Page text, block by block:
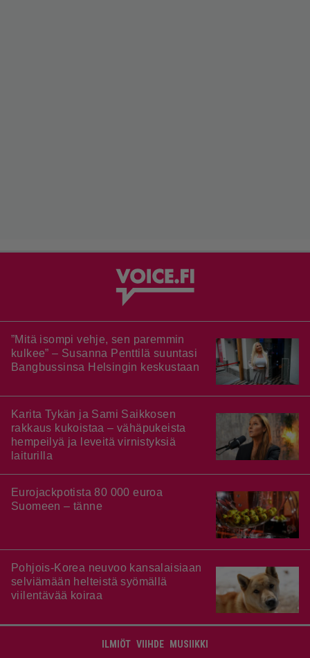
”Mitä isompi vehje, sen paremmin
kulkee” – Susanna Penttilä suuntasi
Bangbussinsa Helsingin keskustaan
Karita Tykän ja Sami Saikkosen
rakkaus kukoistaa – vähäpukeista
hempeilyä ja leveitä virnistyksiä
laiturilla
Eurojackpotista 80 000 euroa
Suomeen – tänne
Pohjois-Korea neuvoo kansalaisiaan
selviämään helteistä syömällä
viilentävää koiraa
ILMIÖT VIIHDE MUSIIKKI